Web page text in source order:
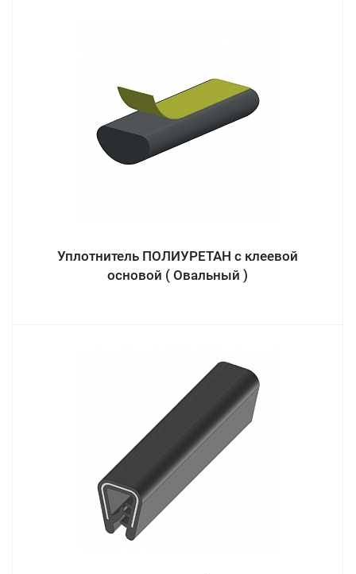
Уплотнитель ПОЛИУРЕТАН с клеевой
основой ( Овальный )